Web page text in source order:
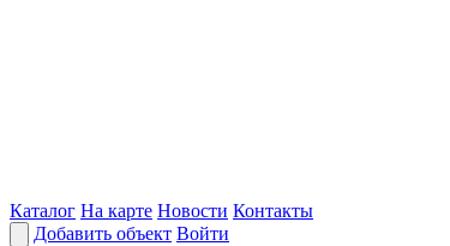
Каталог На карте Новости Контакты
Добавить объект Войти